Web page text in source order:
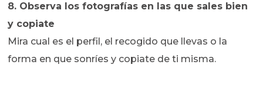
8. Observa los fotografías en las que sales bien
y copiate
Mira cual es el perfil, el recogido que llevas o la
forma en que sonríes y copiate de ti misma.